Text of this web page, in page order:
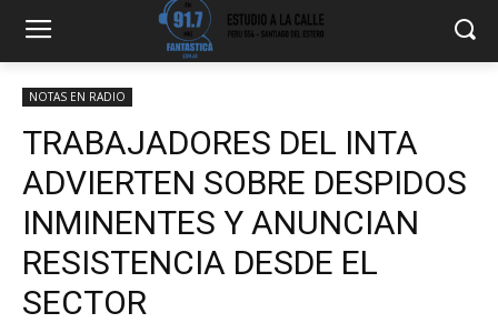
NOTAS EN RADIO
TRABAJADORES DEL INTA
ADVIERTEN SOBRE DESPIDOS
INMINENTES Y ANUNCIAN
RESISTENCIA DESDE EL
SECTOR